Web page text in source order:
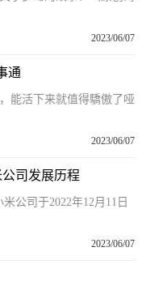
2023/06/07
通
能活下来就值得驕傲了哑
2023/06/07
司发展历程
公司于2022年12月11日
2023/06/07